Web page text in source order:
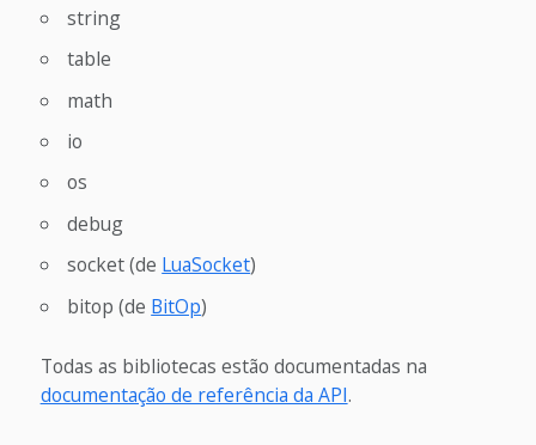
string
table
math
io
os
debug
socket (de LuaSocket)
bitop (de BitOp)
Todas as bibliotecas estão documentadas na
documentação de referência da API.